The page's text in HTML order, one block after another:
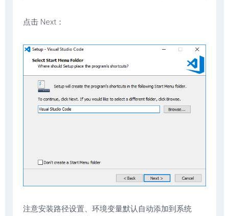
点击 Next：
注意安装路径设置、环境变量默认自动添加到系统